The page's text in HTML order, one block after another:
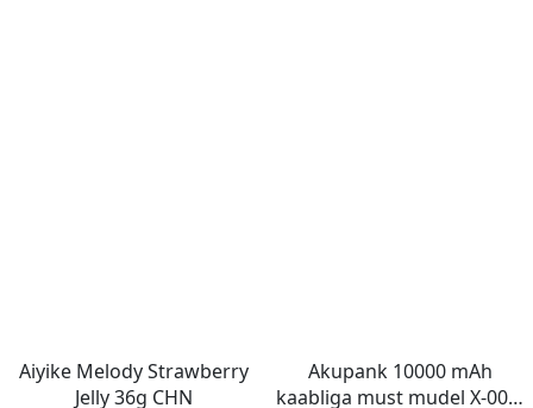
Aiyike Melody Strawberry
Jelly 36g CHN
Akupank 10000 mAh
kaabliga must mudel X-001,